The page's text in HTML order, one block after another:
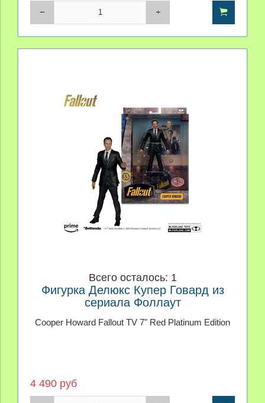
Всего осталось: 1
Фигурка Делюкс Купер Говард из
сериала Фоллаут
Cooper Howard Fallout TV 7" Red Platinum Edition
4 490 руб